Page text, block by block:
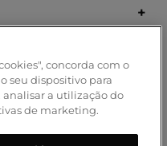
concorda com o
seu dispositivo para
analisar a utilização do
de marketing.